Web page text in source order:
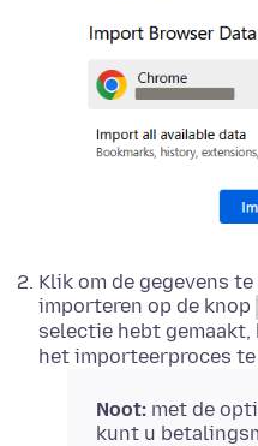
Klik om de gegevens
importeren op de knop
selectie hebt gemaakt,
het importeerproces
Noot: met de
kunt u